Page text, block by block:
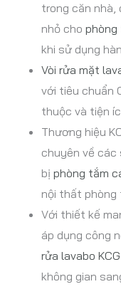
trong căn nhà,
nhỏ cho phòng
khi sử dụng
Vòi rửa mặt
với tiêu chuẩn
thuộc và tiện
Thương hiệu
chuyên về các
bị phòng tắm
nội thất phòng
Với thiết kế
áp dụng công
rửa lavabo KCG
không gian